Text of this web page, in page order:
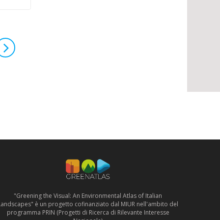
"Greening the Visual: An Environmental Atlas of Italian
è un progetto cofinanziato dal MIUR nell'ambito del
programma PRIN (Progetti di Ricerca di Rilevante Interesse